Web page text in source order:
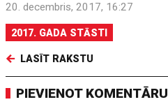
20. decembris, 2017, 16:27
2017. GADA STĀSTI
LASĪT RAKSTU
PIEVIENOT KOMENTĀRU